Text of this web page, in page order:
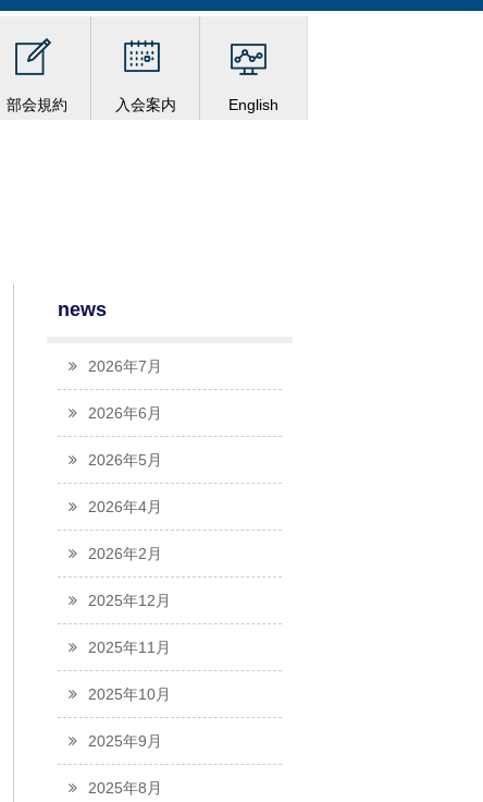
部会規約 入会案内 English
news
2026年7月
2026年6月
2026年5月
2026年4月
2026年2月
2025年12月
2025年11月
2025年10月
2025年9月
2025年8月